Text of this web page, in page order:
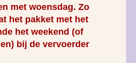
met woensdag. Zo
het pakket met het
het weekend (of
bij de vervoerder